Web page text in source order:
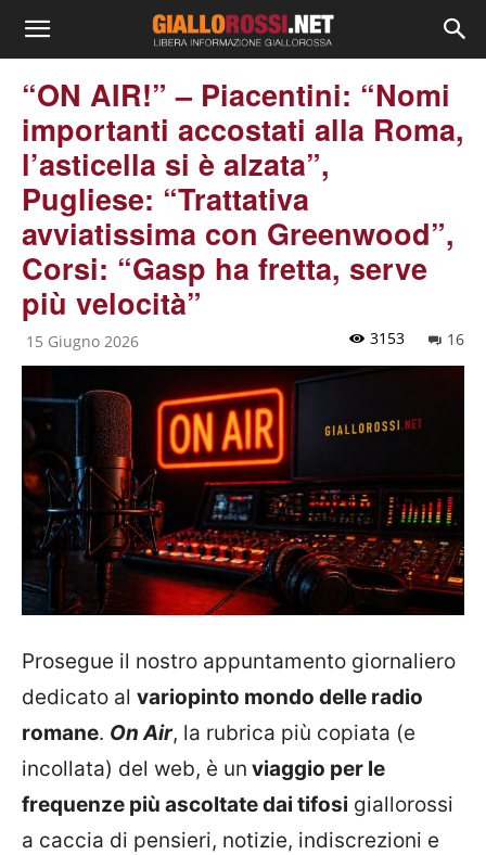
“ON AIR!” – Piacentini: “Nomi
importanti accostati alla Roma,
l’asticella si è alzata”,
Pugliese: “Trattativa
avviatissima con Greenwood”,
Corsi: “Gasp ha fretta, serve
più velocità”
15 Giugno 2026 16
3153
Prosegue il nostro appuntamento giornaliero
dedicato al variopinto mondo delle radio
romane. On Air, la rubrica più copiata (e
incollata) del web, è un viaggio per le
frequenze più ascoltate dai tifosi giallorossi
a caccia di pensieri, notizie, indiscrezioni e